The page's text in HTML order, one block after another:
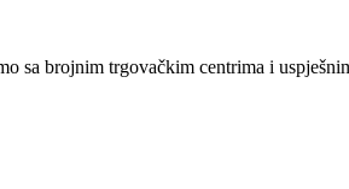
sa brojnim trgovačkim centrima i